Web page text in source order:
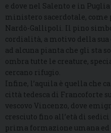
e dove nel Salento e in
ministero sacerdotale, come
Nardò-Gallipoli. Il pino
cordialità, a motivo della
ad alcuna pianta che gli sta
ombra tutte le creature,
cercano rifugio.
Infine, l’aquila è quella che
città tedesca di Francoforte
vescovo Vincenzo, dove
cresciuto fino all’età di
prima formazione umana ed